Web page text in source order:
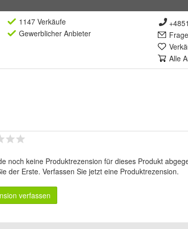
1147 Verkäufe
Gewerblicher Anbieter
Alle
noch keine Produktrezension für dieses Produkt
der Erste. Verfassen Sie jetzt eine Produktrezension.
verfassen